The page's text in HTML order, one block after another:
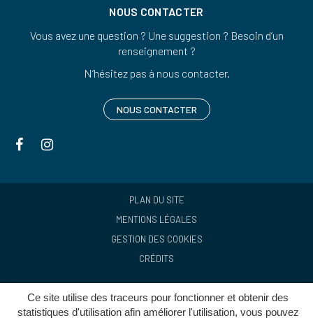
Ce site utilise des traceurs pour fonctionner et obtenir des
statistiques d'utilisation afin améliorer l'utilisation, vous pouvez
NOUS CONTACTER
Vous avez une question ? Une suggestion ? Besoin d’un
renseignement ?
N’hésitez pas à nous contacter.
NOUS CONTACTER
Lien
le
le
PLAN DU SITE
MENTIONS LÉGALES
GESTION DES COOKIES
CRÉDITS